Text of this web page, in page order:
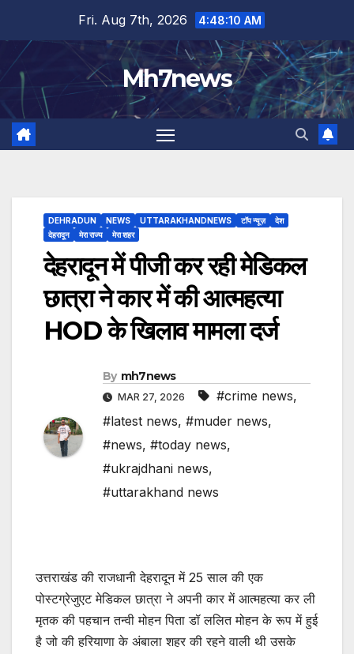
content
Fri. Aug 7th, 2026 4:48:10 AM
Mh7news
DEHRADUN NEWS UTTARAKHANDNEWS टॉप न्यूज़
देश
देहरादून
मेरा राज्य मेरा शहर
देहरादून में पीजी कर रही मेडिकल
छात्रा ने कार में की आत्महत्या
HOD के खिलाव मामला दर्ज
By mh7news
MAR 27, 2026 #crime news,
#latest news, #muder news,
#news, #today news,
#ukrajdhani news,
#uttarakhand news
उत्तराखंड की राजधानी देहरादून में 25 साल की एक
पोस्टग्रेजुएट मेडिकल छात्रा ने अपनी कार में आत्महत्या कर ली
मृतक की पहचान तन्वी मोहन पिता डॉ ललित मोहन के रूप में हुई
है जो की हरियाणा के अंबाला शहर की रहने वाली थी उसके